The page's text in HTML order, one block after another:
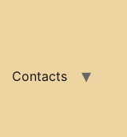
Contacts